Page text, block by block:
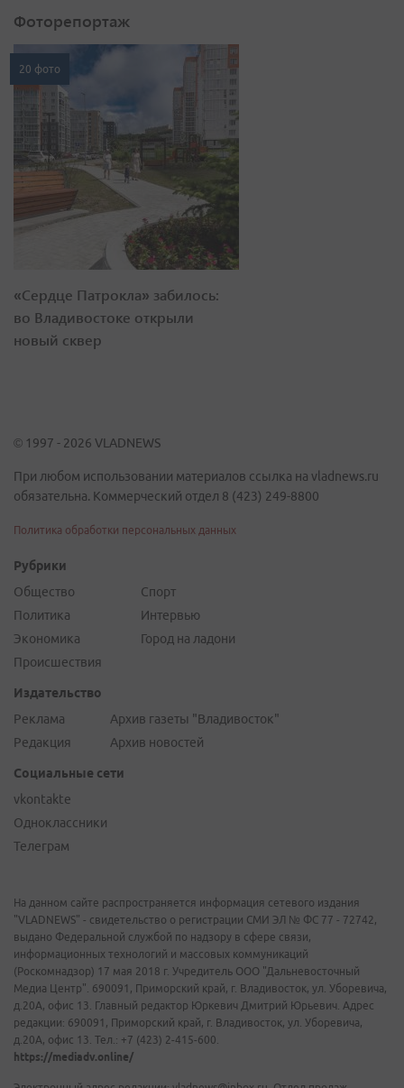
Фоторепортаж
20 фото
«Сердце Патрокла» забилось:
во Владивостоке открыли
новый сквер
© 1997 - 2026 VLADNEWS
При любом использовании материалов ссылка на vladnews.ru
обязательна. Коммерческий отдел 8 (423) 249-8800
Политика обработки персональных данных
Рубрики
Общество
Политика
Экономика
Происшествия
Спорт
Интервью
Город на ладони
Издательство
Реклама
Редакция
Архив газеты "Владивосток"
Архив новостей
Социальные сети
vkontakte
Одноклассники
Телеграм
На данном сайте распространяется информация сетевого издания
"VLADNEWS" - свидетельство о регистрации СМИ ЭЛ № ФС 77 - 72742,
выдано Федеральной службой по надзору в сфере связи,
информационных технологий и массовых коммуникаций
(Роскомнадзор) 17 мая 2018 г. Учредитель ООО "Дальневосточный
Медиа Центр". 690091, Приморский край, г. Владивосток, ул. Уборевича,
д.20А, офис 13. Главный редактор Юркевич Дмитрий Юрьевич. Адрес
редакции: 690091, Приморский край, г. Владивосток, ул. Уборевича,
д.20А, офис 13. Тел.: +7 (423) 2-415-600.
https://mediadv.online/